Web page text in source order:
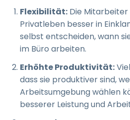
Flexibilität: Die
Privatleben besser in
selbst entscheiden, wann
im Büro arbeiten.
Erhöhte Produktivität:
dass sie produktiver sind,
Arbeitsumgebung wählen
besserer Leistung und